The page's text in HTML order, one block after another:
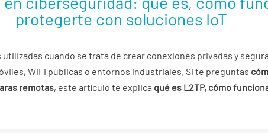
protegerte con soluciones IoT
cuando se trata de crear conexiones privadas y
WiFi públicas o entornos industriales. Si te preguntas
remotas, este artículo te explica qué es L2TP, cómo